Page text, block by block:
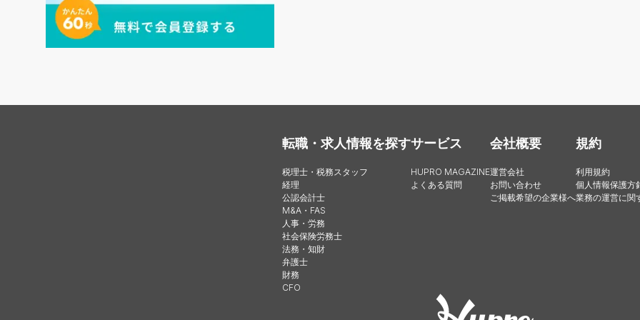
転職・求人情報を探す
税理士・税務スタッフ
経理
公認会計士
M&A・FAS
人事・労務
社会保険労務士
法務・知財
弁護士
財務
CFO
サービス
HUPRO MAGAZINE
よくある質問
会社概要
運営会社
お問い合わせ
ご掲載希望の企業様へ
規約
利用規約
個人情報保護方
業務の運営に関